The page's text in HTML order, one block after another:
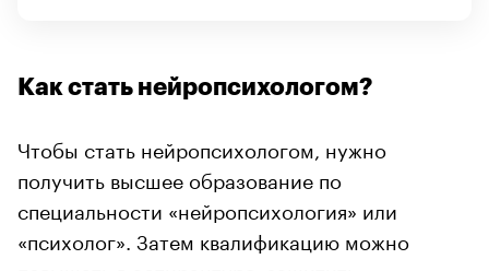
Как стать нейропсихологом?
Чтобы стать нейропсихологом, нужно
получить высшее образование по
специальности «нейропсихология» или
«психолог». Затем квалификацию можно